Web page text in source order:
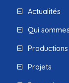
Actualités
Qui
Productions
Projets